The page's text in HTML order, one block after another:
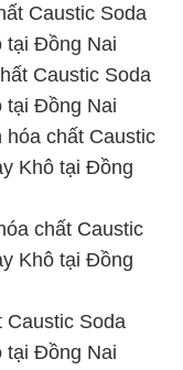
Caustic Soda
tại Đồng Nai
Caustic Soda
tại Đồng Nai
hóa chất Caustic
Khô tại Đồng
chất Caustic
Khô tại Đồng
Soda
tại Đồng Nai